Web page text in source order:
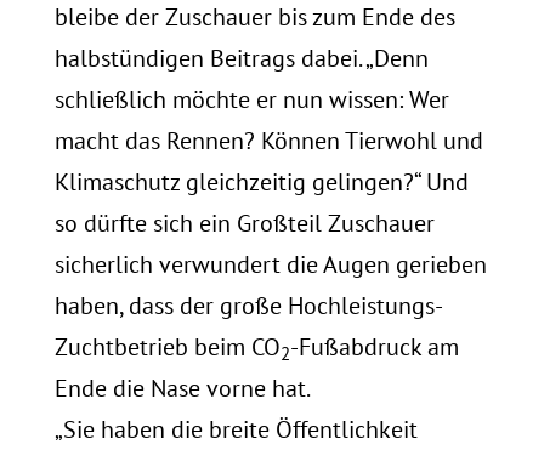
bleibe der Zuschauer bis zum Ende des
halbstündigen Beitrags dabei. „Denn
schließlich möchte er nun wissen: Wer
macht das Rennen? Können Tierwohl und
Klimaschutz gleichzeitig gelingen?“ Und
so dürfte sich ein Großteil Zuschauer
sicherlich verwundert die Augen gerieben
haben, dass der große Hochleistungs-
Zuchtbetrieb beim CO2-Fußabdruck am
Ende die Nase vorne hat.
„Sie haben die breite Öffentlichkeit